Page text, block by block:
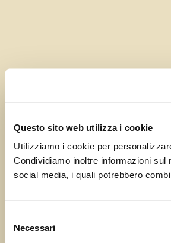
Questo sito web utilizza i cookie
Utilizziamo i cookie per
Condividiamo inoltre informazioni
social media, i quali potrebbero
delNecessari